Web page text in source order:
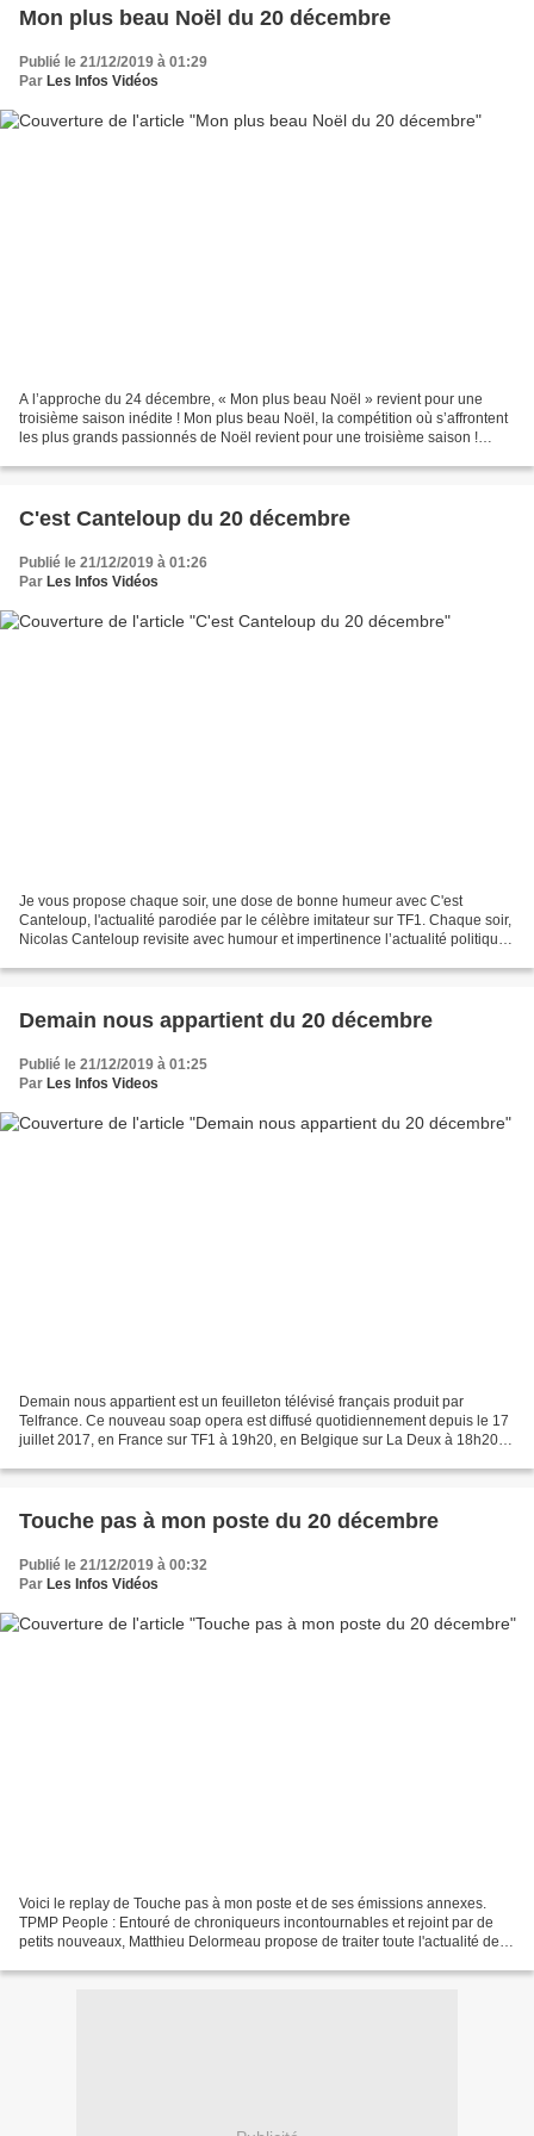
Mon plus beau Noël du 20 décembre
Publié le 21/12/2019 à 01:29
Par Les Infos Vidéos
A l’approche du 24 décembre, « Mon plus beau Noël » revient pour une
troisième saison inédite ! Mon plus beau Noël, la compétition où s’affrontent
les plus grands passionnés de Noël revient pour une troisième saison !
C'est Canteloup du 20 décembre
Publié le 21/12/2019 à 01:26
Par Les Infos Vidéos
Je vous propose chaque soir, une dose de bonne humeur avec C'est
Canteloup, l'actualité parodiée par le célèbre imitateur sur TF1. Chaque soir,
Nicolas Canteloup revisite avec humour et impertinence l’actualité politique
Demain nous appartient du 20 décembre
Publié le 21/12/2019 à 01:25
Par Les Infos Videos
Demain nous appartient est un feuilleton télévisé français produit par
Telfrance. Ce nouveau soap opera est diffusé quotidiennement depuis le 17
juillet 2017, en France sur TF1 à 19h20, en Belgique sur La Deux à 18h20,
Touche pas à mon poste du 20 décembre
Publié le 21/12/2019 à 00:32
Par Les Infos Vidéos
Voici le replay de Touche pas à mon poste et de ses émissions annexes.
TPMP People : Entouré de chroniqueurs incontournables et rejoint par de
petits nouveaux, Matthieu Delormeau propose de traiter toute l'actualité des